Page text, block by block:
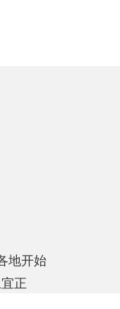
地开始
正